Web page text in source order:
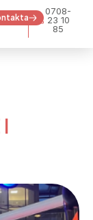
0708-
23 10
85